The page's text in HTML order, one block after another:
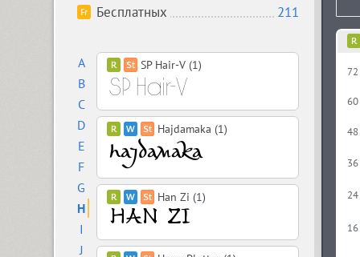
Бесплатных
211
A
B
C
D
E
F
G
H
I
J
SP Hair-V (1)
Hajdamaka (1)
Han Zi (1)